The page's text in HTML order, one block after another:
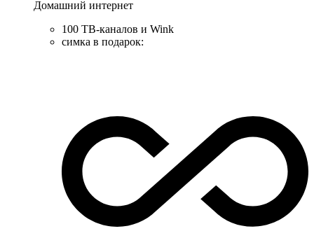
Домашний интернет
100 ТВ-каналов и Wink
симка в подарок: